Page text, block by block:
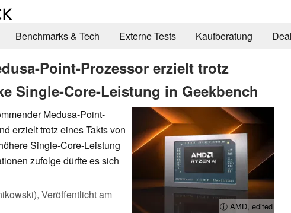
Benchmarks & Tech Externe Tests Kaufberatung
Point-Prozessor erzielt trotz
Single-Core-Leistung in Geekbench
ⓘ AMD, edited
Medusa-Point-
erzielt trotz eines Takts von
Single-Core-Leistung
zufolge dürfte es sich
Veröffentlicht am